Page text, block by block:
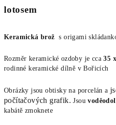
lotosem
Keramická brož s origami
Rozměr keramické ozdoby je cca35
rodinné keramické dílně v Bořicích
Obrázky jsou obtisky na porcelán a
počítačových grafik. Jsou
kabátě zmoknete